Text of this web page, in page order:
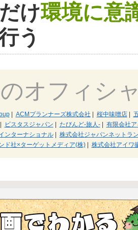
け環境に意
う
オフィシ
| ACMプランナーズ株式会社 桜中味噌店|
ビスタスジャパン たびんど‐旅人‐|
有限会社
ンターナショナル|
株式会社ジャパンネットラ
ド社×ターゲットメディア(株)| 株式会社アイワ